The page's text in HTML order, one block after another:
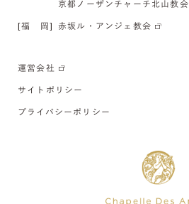
京都ノーザンチャーチ北山教会
[福 岡] 赤坂ル・アンジェ教会
運営会社
サイトポリシー
プライバシーポリシー